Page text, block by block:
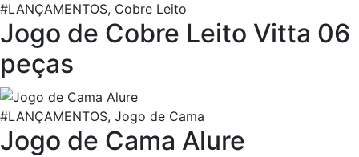
#LANÇAMENTOS, Cobre Leito
Jogo de Cobre Leito Vitta 06
peças
#LANÇAMENTOS, Jogo de Cama
Jogo de Cama Alure